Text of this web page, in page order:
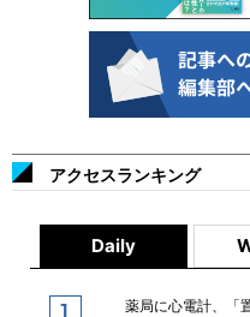
アクセスランキング
Daily
薬局に心電計、「